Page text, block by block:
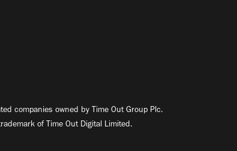
companies owned by Time Out Group Plc.
of Time Out Digital Limited.